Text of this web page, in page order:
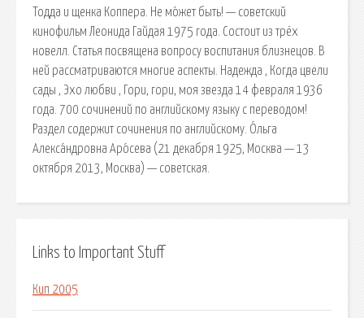
Тодда и щенка Коппера. Не мо́жет быть! — советский
кинофильм Леонида Гайдая 1975 года. Состоит из трёх
новелл. Статья посвящена вопросу воспитания близнецов. В
ней рассматриваются многие аспекты. Надежда , Когда цвели
сады , Эхо любви , Гори, гори, моя звезда 14 февраля 1936
года. 700 сочинений по английскому языку с переводом!
Раздел содержит сочинения по английскому. О́льга
Алекса́ндровна Аро́сева (21 декабря 1925, Москва — 13
октября 2013, Москва) — советская.
Links to Important Stuff
Кип 2005